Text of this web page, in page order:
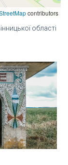
contributors
області